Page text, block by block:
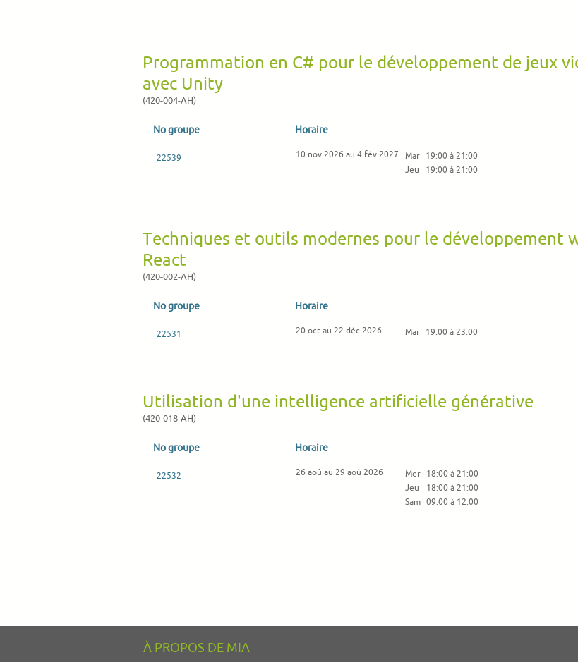
Programmation en C# pour le développement de jeux
avec Unity
(420-004-AH)
No groupe Horaire
22539 10 nov 2026 au 4 fév 2027 Mar 19:00 à 21:00
Jeu
19:00 à 21:00
Techniques et outils modernes pour le développement
React
(420-002-AH)
No groupe Horaire
22531 20 oct au 22 déc 2026 Mar 19:00 à 23:00
Utilisation d'une intelligence artificielle générative
(420-018-AH)
No groupe Horaire
22532 26 aoû au 29 aoû 2026 Mer 18:00 à 21:00
Jeu
18:00 à 21:00
Sam 09:00 à 12:00
À PROPOS DE MIA